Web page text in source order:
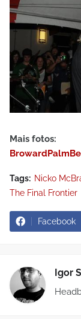
Mais fotos:
Tags: Nicko
The Final Frontier
Facebook
Igor